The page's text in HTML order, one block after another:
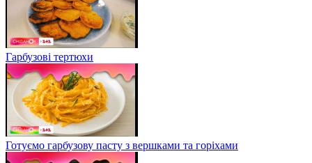
Гарбузові тертюхи
Готуємо гарбузову пасту з вершками та горіхами